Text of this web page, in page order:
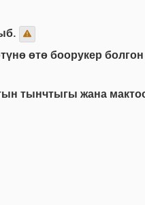
өтө боорукер
тынчтыгы жана